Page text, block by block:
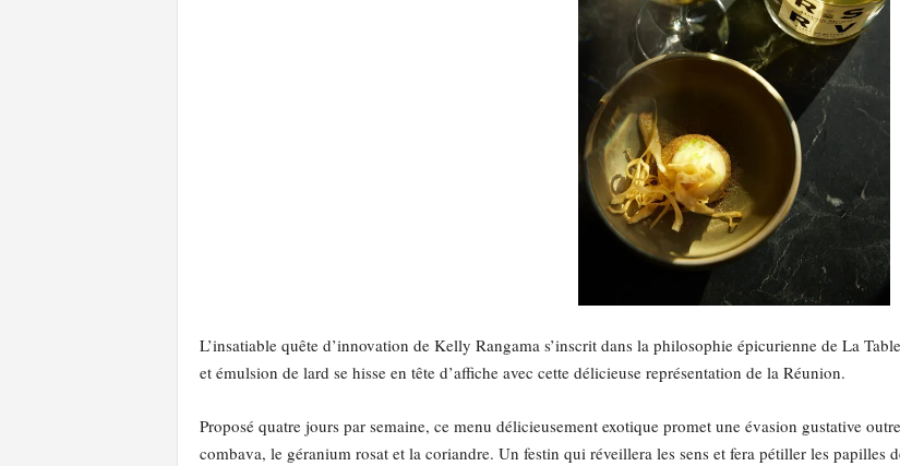
L’insatiable quête d’innovation de Kelly Rangama s’inscrit dans la philosophie épicurienne de La
et émulsion de lard se hisse en tête d’affiche avec cette délicieuse représentation de la Réunion.
Proposé quatre jours par semaine, ce menu délicieusement exotique promet une évasion gustative
combava, le géranium rosat et la coriandre. Un festin qui réveillera les sens et fera pétiller les papilles